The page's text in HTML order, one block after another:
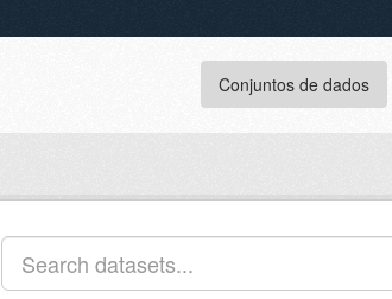
Conjuntos de dados